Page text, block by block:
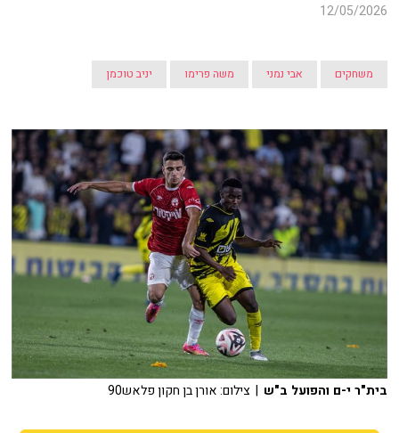
12/05/2026
משחקים אבי נמני משה פרימו יניב טוכמן
בית"ר י-ם והפועל ב"ש | צילום: אורן בן חקון פלאש90